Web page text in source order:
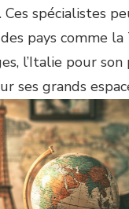
spécialistes
pays comme la
l’Italie pour
ses grands